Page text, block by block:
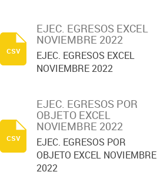
EJEC. EGRESOS EXCEL
NOVIEMBRE 2022
EJEC. EGRESOS EXCEL
NOVIEMBRE 2022
csv
EJEC. EGRESOS POR
OBJETO EXCEL
NOVIEMBRE 2022
EJEC. EGRESOS POR
OBJETO EXCEL NOVIEMBRE
2022
csv